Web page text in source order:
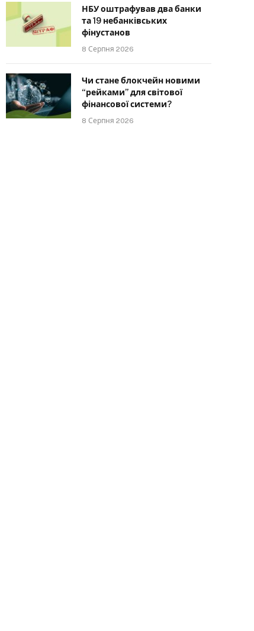
НБУ оштрафував два банки
та 19 небанківських
фінустанов
8 Серпня 2026
Чи стане блокчейн новими
“рейками” для світової
фінансової системи?
8 Серпня 2026